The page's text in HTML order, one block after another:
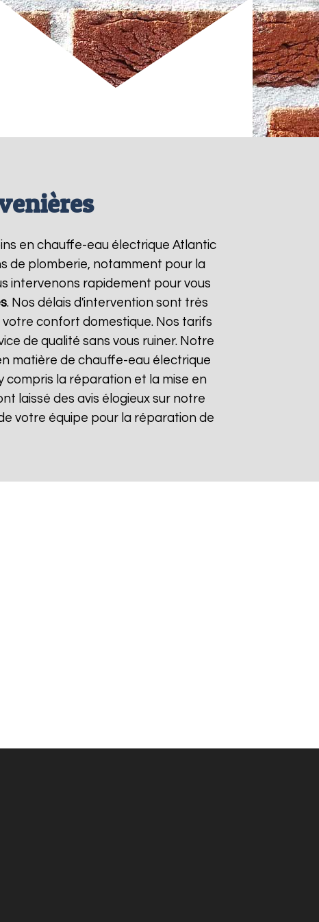
en chauffe-eau électrique Atlantic
de plomberie, notamment pour la
intervenons rapidement pour vous
. Nos délais d'intervention sont très
confort domestique. Nos tarifs
de qualité sans vous ruiner. Notre
matière de chauffe-eau électrique
compris la réparation et la mise en
laissé des avis élogieux sur notre
votre équipe pour la réparation de